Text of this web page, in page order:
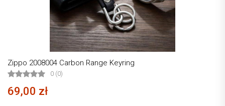
Zippo 2008004 Carbon Range Keyring
0 (0)
69,00 zł